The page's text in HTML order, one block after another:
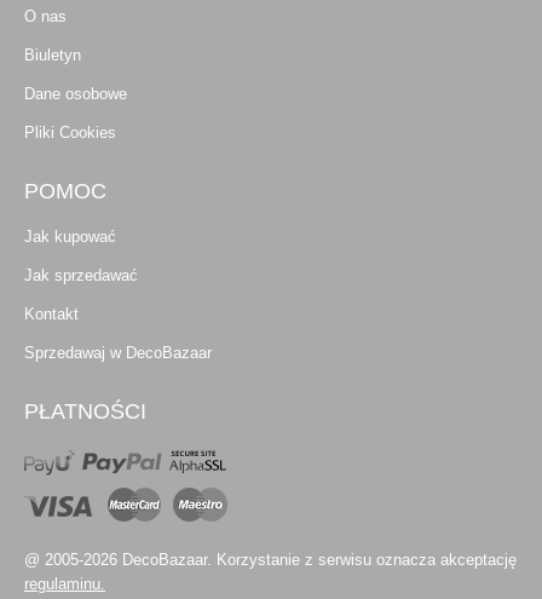
O nas
Biuletyn
Dane osobowe
Pliki Cookies
POMOC
Jak kupować
Jak sprzedawać
Kontakt
Sprzedawaj w DecoBazaar
PŁATNOŚCI
@ 2005-2026 DecoBazaar. Korzystanie z serwisu oznacza akceptację
regulaminu.